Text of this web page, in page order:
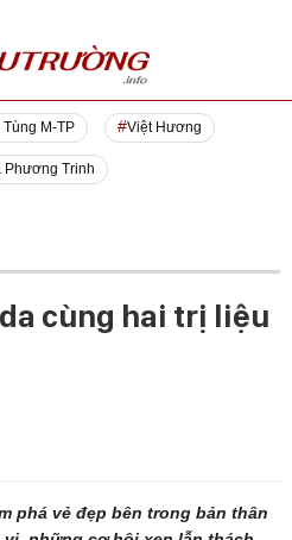
M-TP Việt Hương
Phương Trinh
cùng hai trị liệu
phá vẻ đẹp bên trong bản thân